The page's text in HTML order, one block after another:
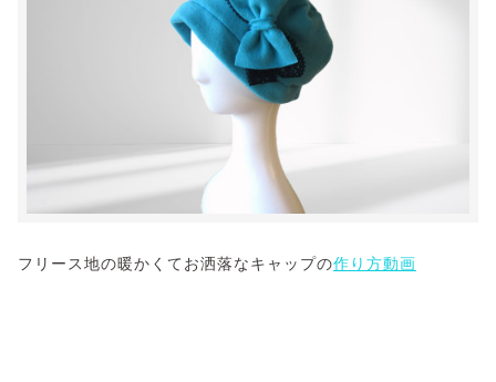
フリース地の暖かくてお洒落なキャップの作り方動画